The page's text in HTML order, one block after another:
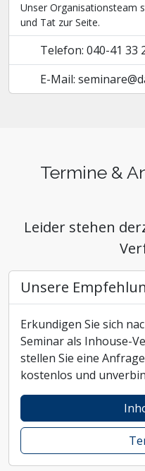
Unser Organisationsteam
und Tat zur Seite.
Telefon: 040-41 33
E-Mail:
Termine &
Leider stehen
Unsere
Erkundigen Sie sich
Seminar als Inhouse-
stellen Sie eine
kostenlos und